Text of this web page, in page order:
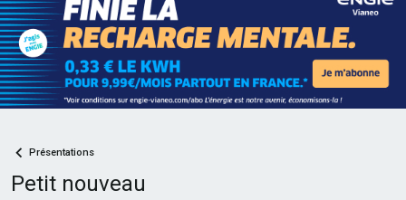
Présentations
Petit nouveau